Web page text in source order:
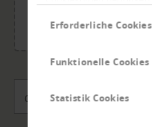
Erforderliche Cookies
Funktionelle Cookies
Statistik Cookies
Maximale
Gutschein-Code